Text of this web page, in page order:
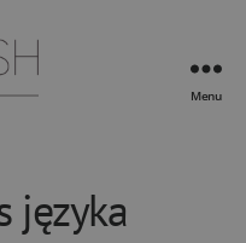
Menu
języka